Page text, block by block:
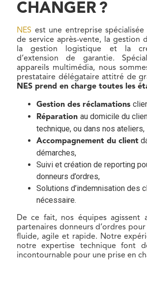
CHANGER ?
NES est une entreprise
de service après-vente, la gestion
la gestion logistique et la
d’extension de garantie.
appareils multimédia, nous
prestataire délégataire attitré de
NES prend en charge toutes les
Gestion des réclamations
Réparation au domicile du
technique, ou dans nos ateliers,
Accompagnement du client
démarches,
Suivi et création de reporting
donneurs d’ordres,
Solutions d’indemnisation des
nécessaire.
De ce fait, nos équipes agissent
partenaires donneurs d’ordres
fluide, agile et rapide. Notre
notre expertise technique font
incontournable pour une prise en